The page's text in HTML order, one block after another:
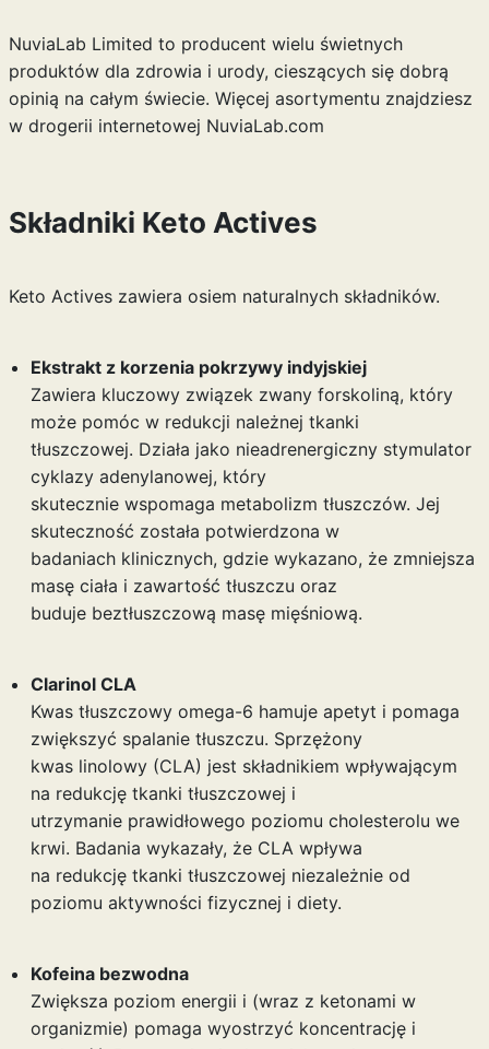
NuviaLab Limited to producent wielu świetnych
produktów dla zdrowia i urody, cieszących się dobrą
opinią na całym świecie. Więcej asortymentu znajdziesz
w drogerii internetowej NuviaLab.com
Składniki Keto Actives
Keto Actives zawiera osiem naturalnych składników.
Ekstrakt z korzenia pokrzywy indyjskiej
Zawiera kluczowy związek zwany forskoliną, który
może pomóc w redukcji należnej tkanki
tłuszczowej. Działa jako nieadrenergiczny stymulator
cyklazy adenylanowej, który
skutecznie wspomaga metabolizm tłuszczów. Jej
skuteczność została potwierdzona w
badaniach klinicznych, gdzie wykazano, że zmniejsza
masę ciała i zawartość tłuszczu oraz
buduje beztłuszczową masę mięśniową.
Clarinol CLA
Kwas tłuszczowy omega-6 hamuje apetyt i pomaga
zwiększyć spalanie tłuszczu. Sprzężony
kwas linolowy (CLA) jest składnikiem wpływającym
na redukcję tkanki tłuszczowej i
utrzymanie prawidłowego poziomu cholesterolu we
krwi. Badania wykazały, że CLA wpływa
na redukcję tkanki tłuszczowej niezależnie od
poziomu aktywności fizycznej i diety.
Kofeina bezwodna
Zwiększa poziom energii i (wraz z ketonami w
organizmie) pomaga wyostrzyć koncentrację i